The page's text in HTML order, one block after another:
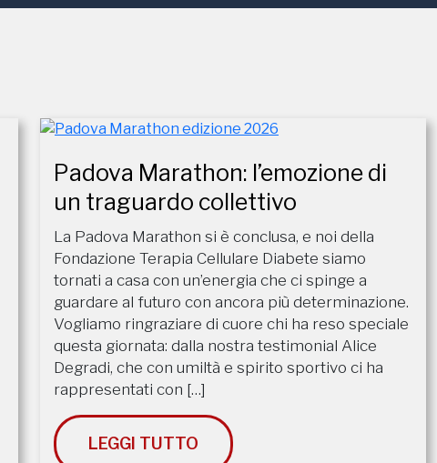
Padova Marathon: l’emozione di
un traguardo collettivo
La Padova Marathon si è conclusa, e noi della
Fondazione Terapia Cellulare Diabete siamo
tornati a casa con un’energia che ci spinge a
guardare al futuro con ancora più determinazione. ​
Vogliamo ringraziare di cuore chi ha reso speciale
questa giornata: dalla nostra testimonial Alice
Degradi, che con umiltà e spirito sportivo ci ha
rappresentati con […]
LEGGI TUTTO